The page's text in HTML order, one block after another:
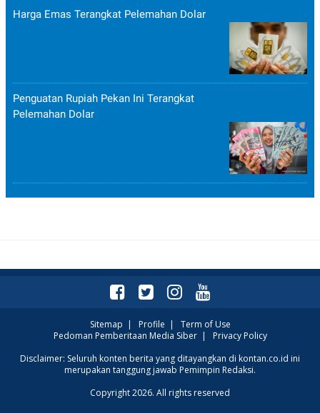
Harga Emas Terangkat Pelemahan Dolar
Penguatan Rupiah Pekan Ini Terangkat
Pelemahan Dolar
Sitemap | Profile | Term of Use
Pedoman Pemberitaan Media Siber| Privacy Policy
Disclaimer: Seluruh konten berita yang ditayangkan di kontan.co.id ini
merupakan tanggung jawab Pemimpin Redaksi.
Copyright 2026. All rights reserved